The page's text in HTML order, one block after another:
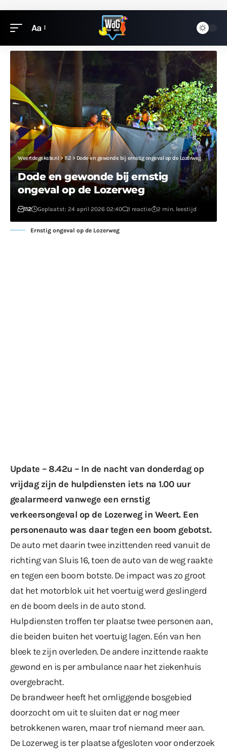
Aa
Weertdegekste.nl >112 > Dode en gewonde bij ernstig ongeval op de Lozerweg
Dode en gewonde bij ernstig
ongeval op de Lozerweg
112 Geplaatst: 24 april 2026 02:40 1 reactie 2 min. leestijd
Ernstig ongeval op de Lozerweg
Update – 8.42u – In de nacht van donderdag op
vrijdag zijn de hulpdiensten iets na 1.00 uur
gealarmeerd vanwege een ernstig
verkeersongeval op de Lozerweg in Weert. Een
personenauto was daar tegen een boom gebotst.
De auto met daarin twee inzittenden reed vanuit de
richting van Sluis 16, toen de auto van de weg raakte
en tegen een boom botste. De impact was zo groot
dat het motorblok uit het voertuig werd geslingerd
en de boom deels in de auto stond.
Hulpdiensten troffen ter plaatse twee personen aan,
die beiden buiten het voertuig lagen. Eén van hen
bleek te zijn overleden. De andere inzittende raakte
gewond en is per ambulance naar het ziekenhuis
overgebracht.
De brandweer heeft het omliggende bosgebied
doorzocht om uit te sluiten dat er nog meer
betrokkenen waren, maar trof niemand meer aan.
De Lozerweg is ter plaatse afgesloten voor onderzoek